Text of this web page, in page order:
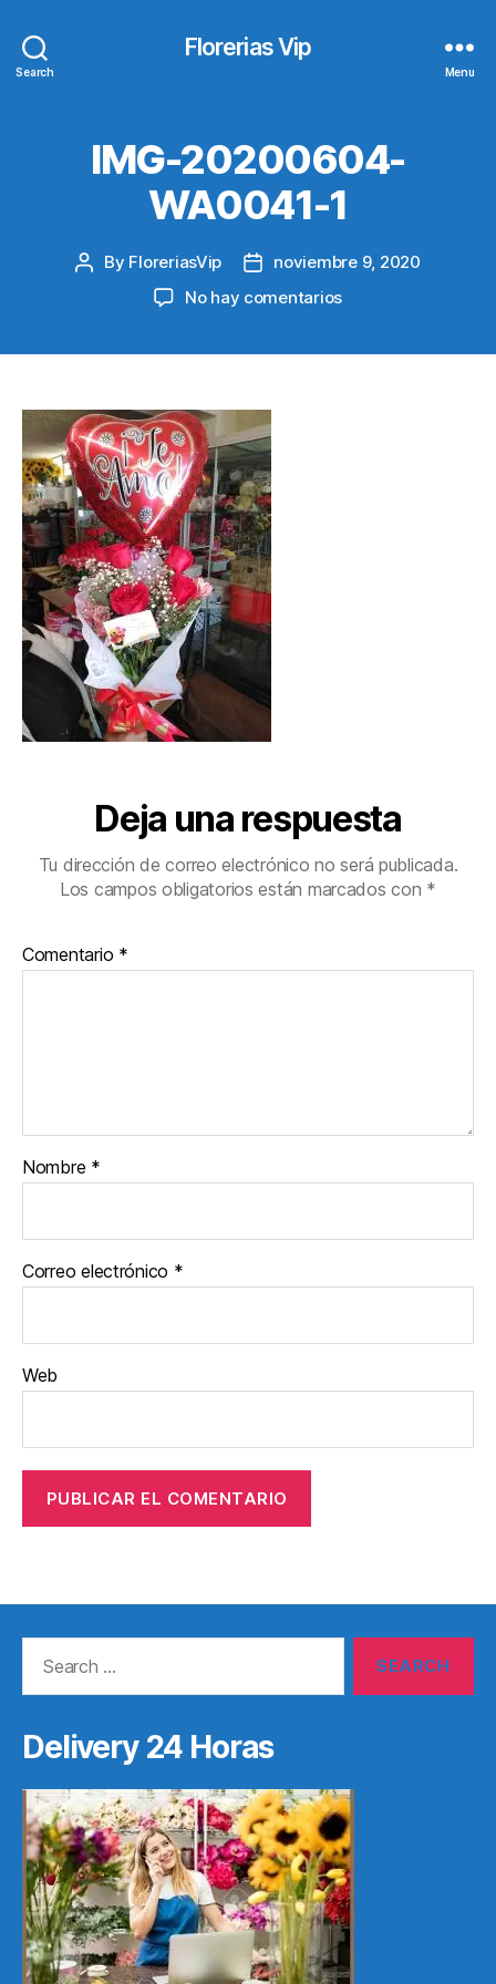
Search
Florerias Vip
Menu
IMG-20200604-
WA0041-1
Post
By FloreriasVip
Postnoviembre 9, 2020
No hay comentariosen
Deja una respuesta
Tu dirección de correo electrónico no será publicada.
Los campos obligatorios están marcados con *
Comentario *
Nombre *
Correo electrónico *
Web
Delivery 24 Horas